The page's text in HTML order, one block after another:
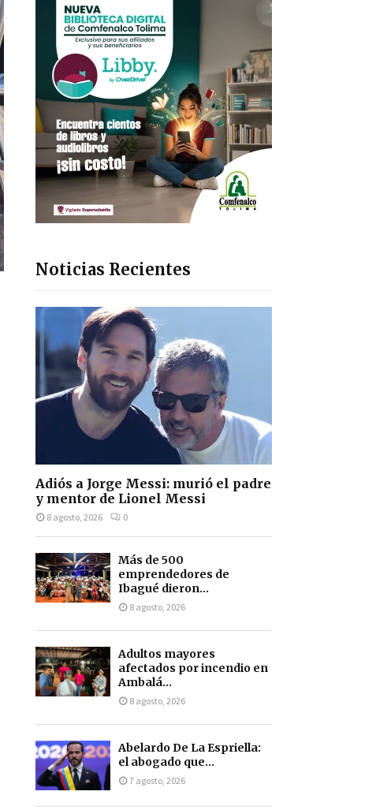
Noticias Recientes
Adiós a Jorge Messi: murió el padre
y mentor de Lionel Messi
8 agosto, 2026 0
Más de 500
emprendedores de
Ibagué dieron...
8 agosto, 2026
Adultos mayores
afectados por incendio en
Ambalá...
8 agosto, 2026
Abelardo De La Espriella:
el abogado que...
7 agosto, 2026